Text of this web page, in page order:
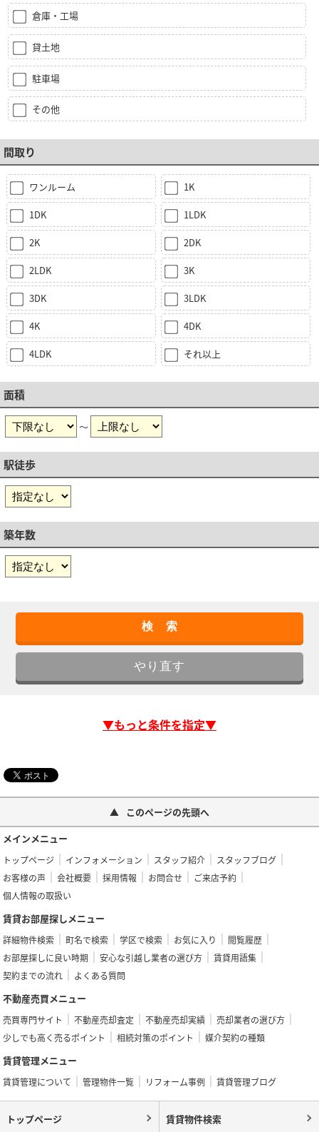
倉庫・工場
貸土地
駐車場
その他
間取り
ワンルーム 1K
1DK 1LDK
2K 2DK
2LDK 3K
3DK 3LDK
4K 4DK
4LDK それ以上
面積
～
駅徒歩
築年数
▼もっと条件を指定▼
このページの先頭へ
メインメニュー
トップページ インフォメーション スタッフ紹介
スタッフブログ
お客様の声
会社概要 採用情報 お問合せ
ご来店予約
個人情報の取扱い
賃貸お部屋探しメニュー
詳細物件検索 町名で検索 学区で検索 お気に入り
閲覧履歴
お部屋探しに良い時期
安心な引越し業者の選び方
賃貸用語集
契約までの流れ
よくある質問
不動産売買メニュー
売買専門サイト 不動産売却査定 不動産売却実績
売却業者の選び方
少しでも高く売るポイント
相続対策のポイント 媒介契約の種類
賃貸管理メニュー
賃貸管理について 管理物件一覧 リフォーム事例 賃貸管理ブログ
トップページ 賃貸物件検索